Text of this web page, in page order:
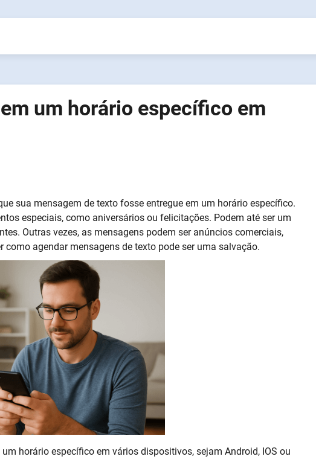
um horário específico em
sua mensagem de texto fosse entregue em um horário específico.
especiais, como aniversários ou felicitações. Podem até ser um
Outras vezes, as mensagens podem ser anúncios comerciais,
agendar mensagens de texto pode ser uma salvação.
horário específico em vários dispositivos, sejam Android, IOS ou